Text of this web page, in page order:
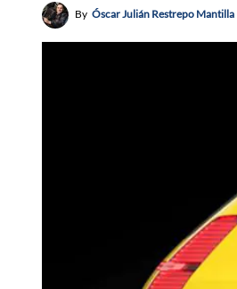
By Óscar Julián Restrepo Mantilla